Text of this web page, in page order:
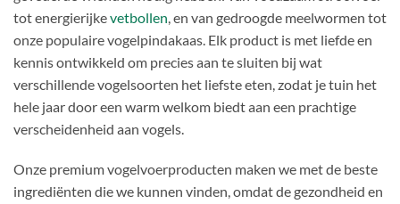
tot energierijkevetbollen , en van gedroogde meelwormen tot
onze populaire vogelpindakaas. Elk product is met liefde en
kennis ontwikkeld om precies aan te sluiten bij wat
verschillende vogelsoorten het liefste eten, zodat je tuin het
hele jaar door een warm welkom biedt aan een prachtige
verscheidenheid aan vogels.
Onze premium vogelvoerproducten maken we met de beste
ingrediënten die we kunnen vinden, omdat de gezondheid en